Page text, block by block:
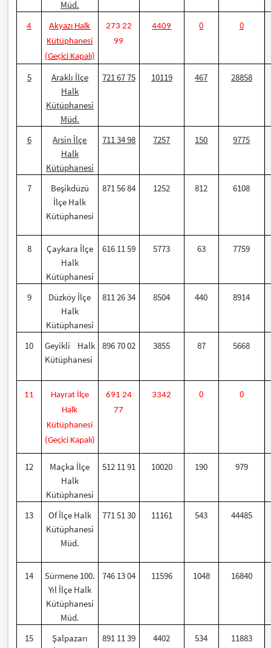
Müd.
4
Akyazı Halk
Kütüphanesi
(Geçici Kapalı)
273 22
99
4409 0 0
5
Araklı İlçe
Halk
Kütüphanesi
Müd.
721 67 75 10119 467 28858
6
Arsin İlçe
Halk
Kütüphanesi
711 34 98 7257 150 9775
7
Beşikdüzü
İlçe Halk
Kütüphanesi
871 56 84 1252 812 6108
8
Çaykara İlçe
Halk
Kütüphanesi
616 11 59 5773 63 7759
9
Düzköy İlçe
Halk
Kütüphanesi
811 26 34 8504 440 8914
10
Geyikli Halk
Kütüphanesi
896 70 02 3855 87 5668
11
Hayrat İlçe
Halk
Kütüphanesi
(Geçici Kapalı)
691 24
77
3342 0 0
12
Maçka İlçe
Halk
Kütüphanesi
512 11 91 10020 190 979
13
Of İlçe Halk
Kütüphanesi
Müd.
771 51 30 11161 543 44485
14
Sürmene 100.
Yıl İlçe Halk
Kütüphanesi
Müd.
746 13 04 11596 1048 16840
15
Şalpazarı
891 11 39 4402 534 11883